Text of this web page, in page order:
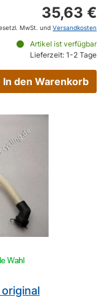
35,63 €
MwSt. und Versandkosten
Artikel ist verfügbar
Lieferzeit: 1-2 Tage
In den Warenkorb